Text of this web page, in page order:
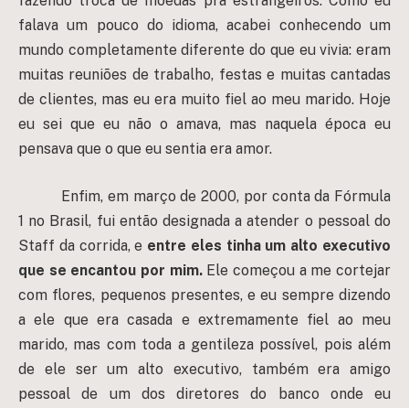
falava um pouco do idioma, acabei conhecendo um
mundo completamente diferente do que eu vivia: eram
muitas reuniões de trabalho, festas e muitas cantadas
de clientes, mas eu era muito fiel ao meu marido. Hoje
eu sei que eu não o amava, mas naquela época eu
pensava que o que eu sentia era amor.
Enfim, em março de 2000, por conta da Fórmula
1 no Brasil, fui então designada a atender o pessoal do
Staff da corrida, e entre eles tinha um alto executivo
que se encantou por mim. Ele começou a me cortejar
com flores, pequenos presentes, e eu sempre dizendo
a ele que era casada e extremamente fiel ao meu
marido, mas com toda a gentileza possível, pois além
de ele ser um alto executivo, também era amigo
pessoal de um dos diretores do banco onde eu